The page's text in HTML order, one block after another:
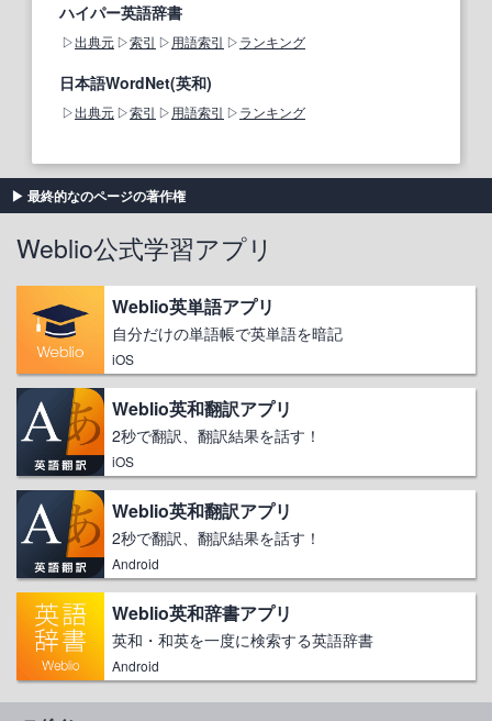
ハイパー英語辞書
出典元 索引 用語索引 ランキング
日本語WordNet(英和)
出典元 索引 用語索引 ランキング
最終的なのページの著作権
Weblio公式学習アプリ
Weblio英単語アプリ
自分だけの単語帳で英単語を暗記
iOS
Weblio英和翻訳アプリ
2秒で翻訳、翻訳結果を話す！
iOS
Weblio英和翻訳アプリ
2秒で翻訳、翻訳結果を話す！
Android
Weblio英和辞書アプリ
英和・和英を一度に検索する英語辞書
Android